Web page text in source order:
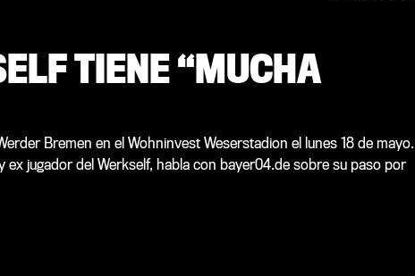
TIENE “MUCHA
Bremen en el Wohninvest Weserstadion el lunes 18 de mayo.
ex jugador del Werkself, habla con bayer04.de sobre su paso por